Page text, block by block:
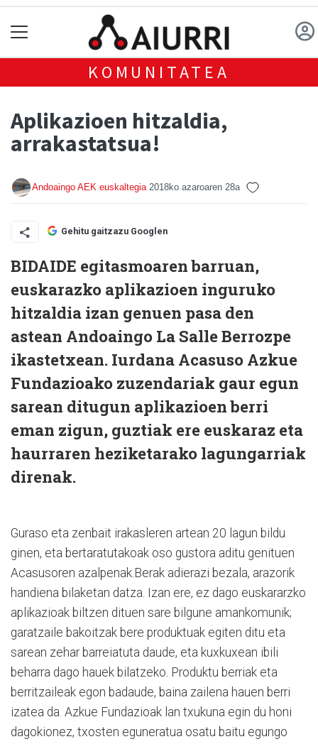
KOMUNITATEA
Aplikazioen hitzaldia,
arrakastatsua!
Andoaingo AEK euskaltegia 2018ko azaroaren 28a
Gehitu gaitzazu Googlen
BIDAIDE egitasmoaren barruan,
euskarazko aplikazioen inguruko
hitzaldia izan genuen pasa den
astean Andoaingo La Salle Berrozpe
ikastetxean. Iurdana Acasuso Azkue
Fundazioako zuzendariak gaur egun
sarean ditugun aplikazioen berri
eman zigun, guztiak ere euskaraz eta
haurraren heziketarako lagungarriak
direnak.
Guraso eta zenbait irakasleren artean 20 lagun bildu
ginen, eta bertaratutakoak oso gustora aditu genituen
Acasusoren azalpenak.Berak adierazi bezala, arazorik
handiena bilaketan datza. Izan ere, ez dago euskararzko
aplikazioak biltzen dituen sare bilgune amankomunik;
garatzaile bakoitzak bere produktuak egiten ditu eta
sarean zehar barreiatuta daude, eta kuxkuxean ibili
beharra dago hauek bilatzeko. Produktu berriak eta
berritzaileak egon badaude, baina zailena hauen berri
izatea da. Azkue Fundazioak lan txukuna egin du honi
dagokionez, txosten eguneratua osatu baitu egungo